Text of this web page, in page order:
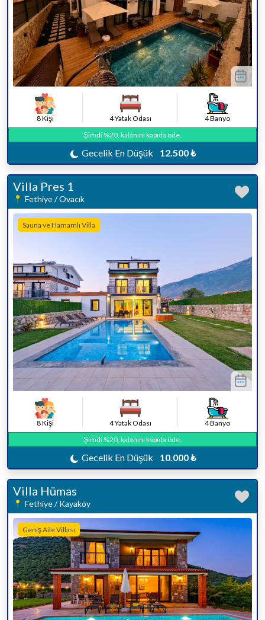
8 Kişi 4 Yatak Odası
4 Banyo
Şimdi %20, kalanını kapıda öde.
Gecelik En Düşük 12.500 ₺
Villa Pres 1
Fethiye / Ovacık
Sauna ve Hamamlı Villa
8 Kişi 4 Yatak Odası
4 Banyo
Şimdi %20, kalanını kapıda öde.
Gecelik En Düşük 10.000 ₺
Villa Hümas
Fethiye / Kayaköy
Geniş Aile Villası